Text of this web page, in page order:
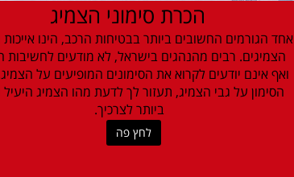
הכרת סימוני הצמיג
אחד הגורמים החשובים ביותר בבטיחות הרכב, הינו אייכות
הצמיגים. רבים מהנהגים בישראל, לא מודעים לחשיבות
ואף אינם יודעים לקרוא את הסימונים המופיעים על
הסימון על גבי הצמיג, תעזור לך לדעת מהו הצמיג היעיל
ביותר לצרכיך.
לחץ פה